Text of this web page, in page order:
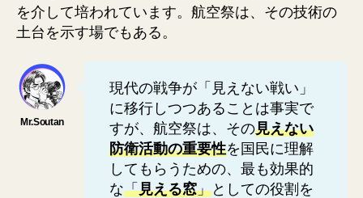
を介して培われています。航空祭は、その技術の
土台を示す場でもある。
現代の戦争が「見えない戦い」
に移行しつつあることは事実で
すが、航空祭は、その見えない
防衛活動の重要性を国民に理解
してもらうための、最も効果的
な「見える窓」としての役割を